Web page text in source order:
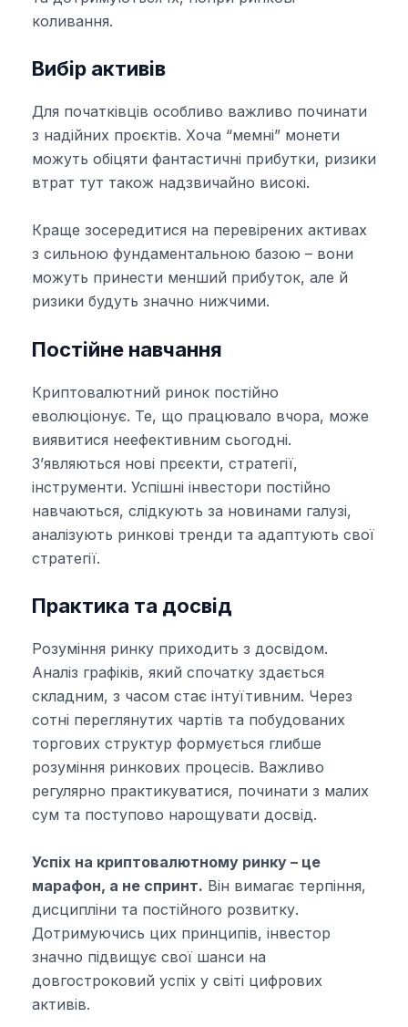
коливання.
Вибір активів
Для початківців особливо важливо починати
з надійних проєктів. Хоча “мемні” монети
можуть обіцяти фантастичні прибутки, ризики
втрат тут також надзвичайно високі.
Краще зосередитися на перевірених активах
з сильною фундаментальною базою – вони
можуть принести менший прибуток, але й
ризики будуть значно нижчими.
Постійне навчання
Криптовалютний ринок постійно
еволюціонує. Те, що працювало вчора, може
виявитися неефективним сьогодні.
З’являються нові прєекти, стратегії,
інструменти. Успішні інвестори постійно
навчаються, слідкують за новинами галузі,
аналізують ринкові тренди та адаптують свої
стратегії.
Практика та досвід
Розуміння ринку приходить з досвідом.
Аналіз графіків, який спочатку здається
складним, з часом стає інтуїтивним. Через
сотні переглянутих чартів та побудованих
торгових структур формується глибше
розуміння ринкових процесів. Важливо
регулярно практикуватися, починати з малих
сум та поступово нарощувати досвід.
Успіх на криптовалютному ринку – це
марафон, а не спринт. Він вимагає терпіння,
дисципліни та постійного розвитку.
Дотримуючись цих принципів, інвестор
значно підвищує свої шанси на
довгостроковий успіх у світі цифрових
активів.